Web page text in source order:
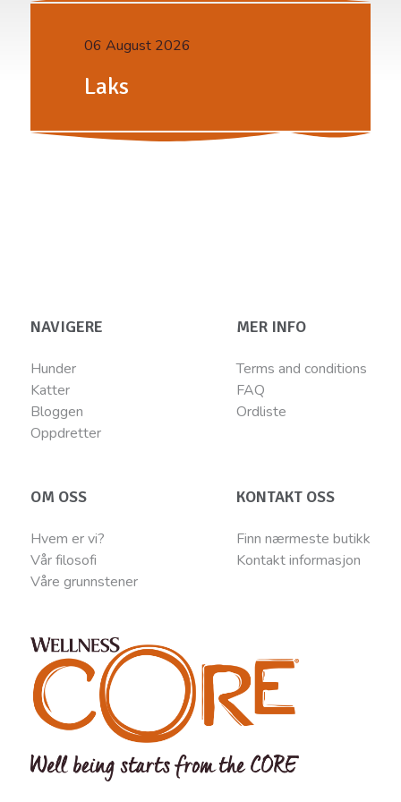
06 August 2026
Laks
NAVIGERE
Hunder
Katter
Bloggen
Oppdretter
MER INFO
Terms and conditions
FAQ
Ordliste
OM OSS
Hvem er vi?
Vår filosofi
Våre grunnstener
KONTAKT OSS
Finn nærmeste butikk
Kontakt informasjon